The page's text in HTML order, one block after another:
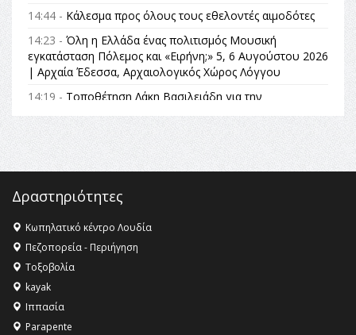
14:44 - Κάλεσμα προς όλους τους εθελοντές αιμοδότες
14:23 - Όλη η Ελλάδα ένας πολιτισμός Μουσική
εγκατάσταση Πόλεμος και «Ειρήνη;» 5, 6 Αυγούστου 2026
| Αρχαία Έδεσσα, Αρχαιολογικός Χώρος Λόγγου
14:19 - Τοποθέτηση Λάκη Βασιλειάδη για την
Αναθεώρηση του Συντάγματος: «Σε τέτοιες κορυφαίες
θεσμικές διαδικασίες υπάρχει μόνο η ευθύνη απέναντι
στις επόμενες γενιές»
16:35 -Το πρόγραμμα του ΠΑΟΚ στον δεύτερο γύρο του
16:27 - Όλυμπος: Εντάχθηκε στον Κατάλογο Παγκόσμιας
Κληρονομιάς της UNESCO – Ομόφωνη η απόφαση Ο
Όλυμπος αναγνωρίστηκε ως φυσικό και πολιτιστικό
αγαθό εξέχουσας οικουμενικής αξίας για την
ανθρωπότητα
16:18 -
ΣΤΗΝ ΕΔΕΣΣΑ
Δραστηριότητες
Κωπηλατικό κέντρο Λουδία
Πεζοπορεία - Περιήγηση
Τοξοβολία
kayak
Ιππασία
Parapente